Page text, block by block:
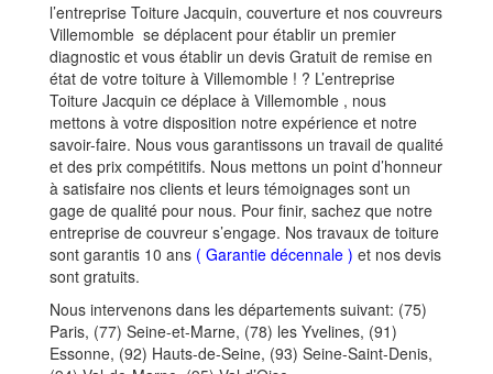
l’entreprise Toiture Jacquin, couverture et nos couvreurs
Villemomble se déplacent pour établir un premier
diagnostic et vous établir un devis Gratuit de remise en
état de votre toiture à Villemomble ! ? L’entreprise
Toiture Jacquin ce déplace à Villemomble , nous
mettons à votre disposition notre expérience et notre
savoir-faire. Nous vous garantissons un travail de qualité
et des prix compétitifs. Nous mettons un point d’honneur
à satisfaire nos clients et leurs témoignages sont un
gage de qualité pour nous. Pour finir, sachez que notre
entreprise de couvreur s’engage. Nos travaux de toiture
sont garantis 10 ans ( Garantie décennale ) et nos devis
sont gratuits.
Nous intervenons dans les départements suivant: (75)
Paris, (77) Seine-et-Marne, (78) les Yvelines, (91)
Essonne, (92) Hauts-de-Seine, (93) Seine-Saint-Denis,